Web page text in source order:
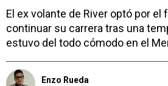
El ex volante de River optó por el
continuar su carrera tras una
estuvo del todo cómodo en el
Enzo Rueda